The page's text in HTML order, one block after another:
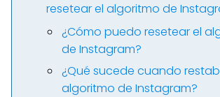
resetear el algoritmo de
¿Cómo puedo resetear el
de Instagram?
¿Qué sucede cuando
algoritmo de Instagram?